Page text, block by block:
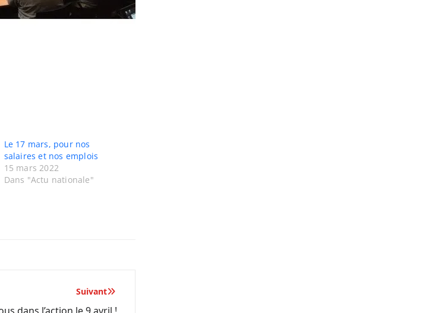
Le 17 mars, pour nos
salaires et nos emplois
15 mars 2022
Dans "Actu nationale"
Suivant